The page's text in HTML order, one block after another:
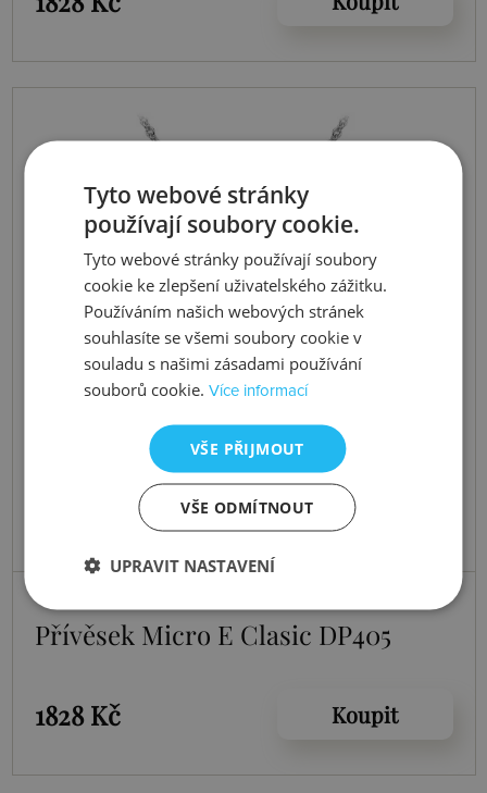
Přívěsek Micro E Clasic DP405
1828 Kč Koupit
Tyto webové stránky
používají soubory cookie.
Tyto webové stránky používají soubory
cookie ke zlepšení uživatelského zážitku.
Používáním našich webových stránek
souhlasíte se všemi soubory cookie v
souladu s našimi zásadami používání
souborů cookie.Více informací
VŠE PŘIJMOUT
VŠE ODMÍTNOUT
UPRAVIT NASTAVENÍ